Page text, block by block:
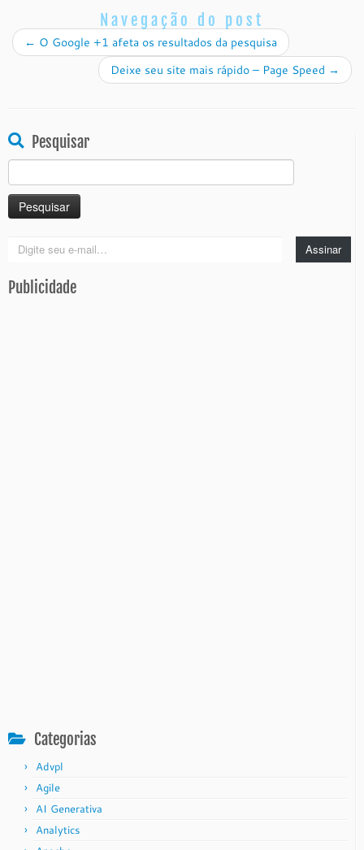
Navegação do post
← O Google +1 afeta os resultados da pesquisa
Deixe seu site mais rápido – Page Speed →
Pesquisar
por:
Digite
e-
mail…
Assinar
Publicidade
Categorias
Advpl
Agile
AI Generativa
Analytics